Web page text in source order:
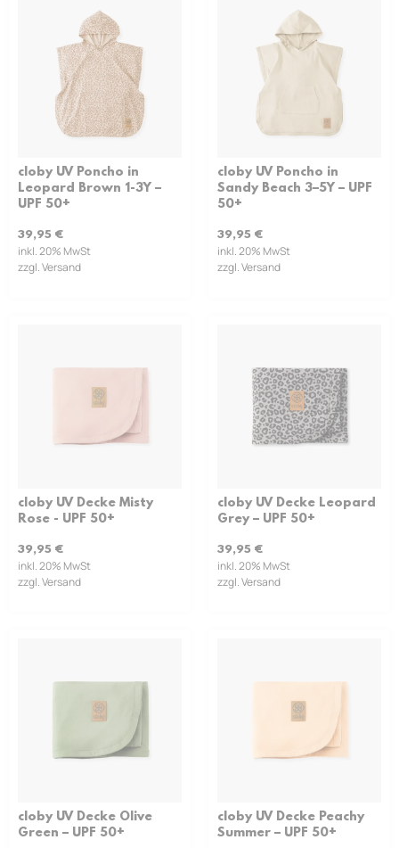
cloby UV Poncho in
Leopard Brown 1-3Y –
UPF 50+
39,95 €
inkl. 20% MwSt
zzgl. Versand
cloby UV Poncho in
Sandy Beach 3–5Y – UPF
50+
39,95 €
inkl. 20% MwSt
zzgl. Versand
cloby UV Decke Misty
Rose - UPF 50+
39,95 €
inkl. 20% MwSt
zzgl. Versand
cloby UV Decke Leopard
Grey – UPF 50+
39,95 €
inkl. 20% MwSt
zzgl. Versand
cloby UV Decke Olive
Green – UPF 50+
cloby UV Decke Peachy
Summer – UPF 50+